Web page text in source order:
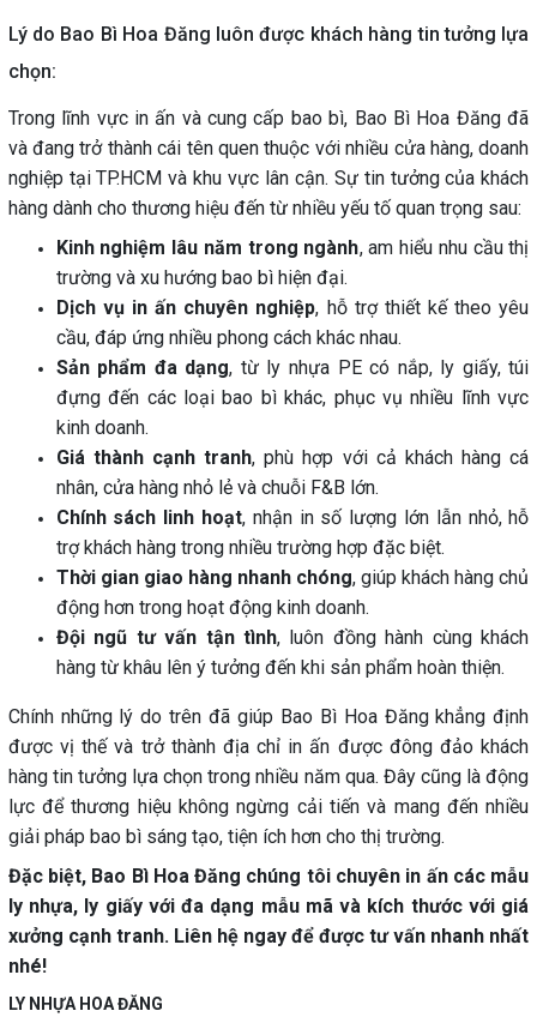
Lý do Bao Bì Hoa Đăng luôn được khách hàng tin tưởng lựa
chọn:
Trong lĩnh vực in ấn và cung cấp bao bì, Bao Bì Hoa Đăng đã
và đang trở thành cái tên quen thuộc với nhiều cửa hàng, doanh
nghiệp tại TP.HCM và khu vực lân cận. Sự tin tưởng của khách
hàng dành cho thương hiệu đến từ nhiều yếu tố quan trọng sau:
Kinh nghiệm lâu năm trong ngành, am hiểu nhu cầu thị
trường và xu hướng bao bì hiện đại.
Dịch vụ in ấn chuyên nghiệp, hỗ trợ thiết kế theo yêu
cầu, đáp ứng nhiều phong cách khác nhau.
Sản phẩm đa dạng, từ ly nhựa PE có nắp, ly giấy, túi
đựng đến các loại bao bì khác, phục vụ nhiều lĩnh vực
kinh doanh.
Giá thành cạnh tranh, phù hợp với cả khách hàng cá
nhân, cửa hàng nhỏ lẻ và chuỗi F&B lớn.
Chính sách linh hoạt, nhận in số lượng lớn lẫn nhỏ, hỗ
trợ khách hàng trong nhiều trường hợp đặc biệt.
Thời gian giao hàng nhanh chóng, giúp khách hàng chủ
động hơn trong hoạt động kinh doanh.
Đội ngũ tư vấn tận tình, luôn đồng hành cùng khách
hàng từ khâu lên ý tưởng đến khi sản phẩm hoàn thiện.
Chính những lý do trên đã giúp Bao Bì Hoa Đăng khẳng định
được vị thế và trở thành địa chỉ in ấn được đông đảo khách
hàng tin tưởng lựa chọn trong nhiều năm qua. Đây cũng là động
lực để thương hiệu không ngừng cải tiến và mang đến nhiều
giải pháp bao bì sáng tạo, tiện ích hơn cho thị trường.
Đặc biệt, Bao Bì Hoa Đăng chúng tôi chuyên in ấn các mẫu
ly nhựa, ly giấy với đa dạng mẫu mã và kích thước với giá
xưởng cạnh tranh. Liên hệ ngay để được tư vấn nhanh nhất
nhé!
LY NHỰA HOA ĐĂNG